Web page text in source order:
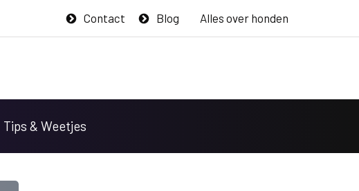
Blog
Contact Alles over honden
Tips & Weetjes